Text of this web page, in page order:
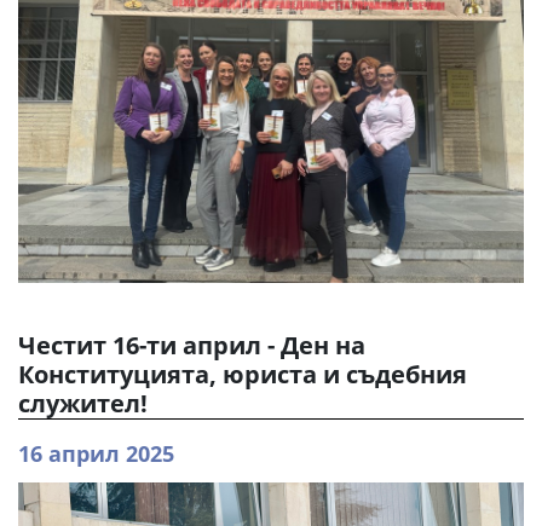
Честит 16-ти април - Ден на
Конституцията, юриста и съдебния
служител!
16 април 2025